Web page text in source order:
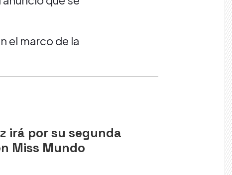
el marco de la
irá por su segunda
Miss Mundo